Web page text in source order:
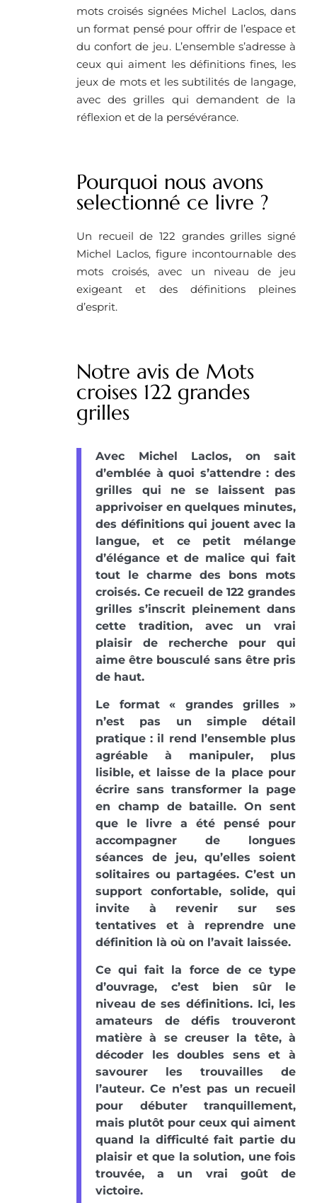
mots croisés signées Michel Laclos, dans
un format pensé pour offrir de l’espace et
du confort de jeu. L’ensemble s’adresse à
ceux qui aiment les définitions fines, les
jeux de mots et les subtilités de langage,
avec des grilles qui demandent de la
réflexion et de la persévérance.
Pourquoi nous avons
selectionné ce livre ?
Un recueil de 122 grandes grilles signé
Michel Laclos, figure incontournable des
mots croisés, avec un niveau de jeu
exigeant et des définitions pleines
d’esprit.
Notre avis de Mots
croises 122 grandes
grilles
Avec Michel Laclos, on sait
d’emblée à quoi s’attendre : des
grilles qui ne se laissent pas
apprivoiser en quelques minutes,
des définitions qui jouent avec la
langue, et ce petit mélange
d’élégance et de malice qui fait
tout le charme des bons mots
croisés. Ce recueil de 122 grandes
grilles s’inscrit pleinement dans
cette tradition, avec un vrai
plaisir de recherche pour qui
aime être bousculé sans être pris
de haut.
Le format « grandes grilles »
n’est pas un simple détail
pratique : il rend l’ensemble plus
agréable à manipuler, plus
lisible, et laisse de la place pour
écrire sans transformer la page
en champ de bataille. On sent
que le livre a été pensé pour
accompagner de longues
séances de jeu, qu’elles soient
solitaires ou partagées. C’est un
support confortable, solide, qui
invite à revenir sur ses
tentatives et à reprendre une
définition là où on l’avait laissée.
Ce qui fait la force de ce type
d’ouvrage, c’est bien sûr le
niveau de ses définitions. Ici, les
amateurs de défis trouveront
matière à se creuser la tête, à
décoder les doubles sens et à
savourer les trouvailles de
l’auteur. Ce n’est pas un recueil
pour débuter tranquillement,
mais plutôt pour ceux qui aiment
quand la difficulté fait partie du
plaisir et que la solution, une fois
trouvée, a un vrai goût de
victoire.